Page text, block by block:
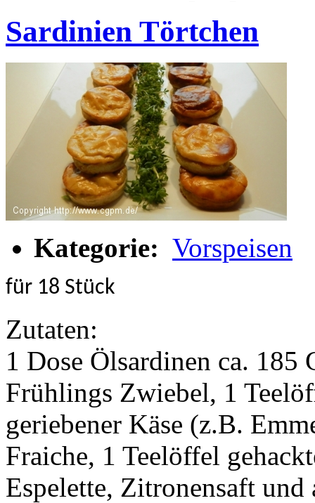
Sardinien Törtchen
Kategorie: Vorspeisen
für 18 Stück
Zutaten:
1 Dose Ölsardinen ca.
Frühlings Zwiebel, 1
geriebener Käse (z.B.
Fraiche, 1 Teelöffel
Espelette, Zitronensaft und